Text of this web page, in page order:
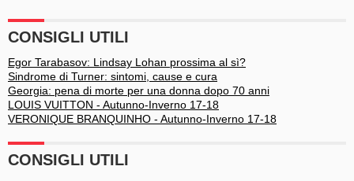
CONSIGLI UTILI
Egor Tarabasov: Lindsay Lohan prossima al sì?
Sindrome di Turner: sintomi, cause e cura
Georgia: pena di morte per una donna dopo 70 anni
LOUIS VUITTON - Autunno-Inverno 17-18
VERONIQUE BRANQUINHO - Autunno-Inverno 17-18
CONSIGLI UTILI